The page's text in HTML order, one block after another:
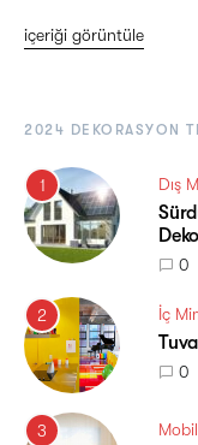
içeriği görüntüle
2024 DEKORASYON
1 Dış
0
2 İç
0
3